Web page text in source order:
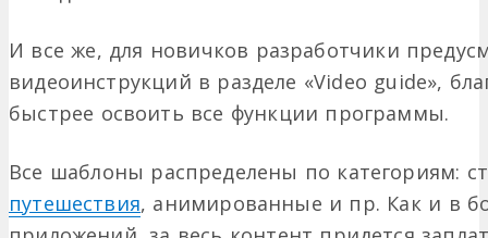
И все же, для новичков разработчики
видеоинструкций в разделе «Video guide»,
быстрее освоить все функции программы.
Все шаблоны распределены по категориям:
путешествия, анимированные и пр. Как и в